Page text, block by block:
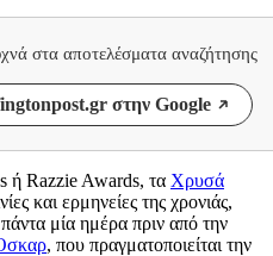
στα αποτελέσματα αναζήτησης
στην Google
ή Razzie Awards, τα Χρυσά
και ερμηνείες της χρονιάς,
μία ημέρα πριν από την
, που πραγματοποιείται την